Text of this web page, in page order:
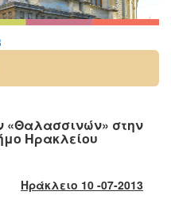
«Θαλασσινών» στην
Ηρακλείου
Ηράκλειο 10 -07-2013